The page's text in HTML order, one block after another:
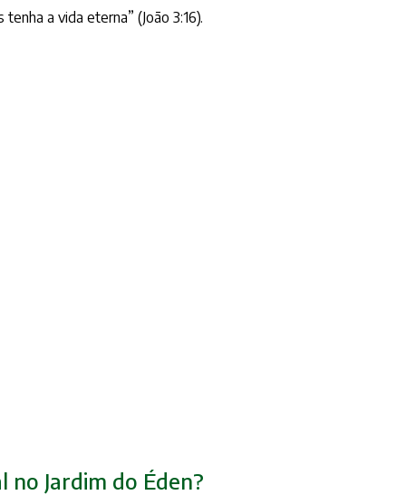
a vida eterna” (João 3:16).
no Jardim do Éden?